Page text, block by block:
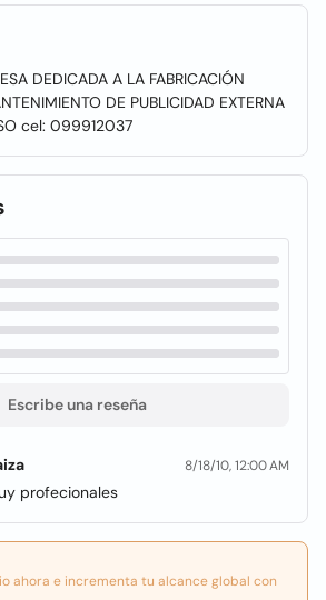
DEDICADA A LA FABRICACIÓN
DE PUBLICIDAD EXTERNA
cel: 099912037
Escribe una reseña
8/18/10, 12:00 AM
profecionales
ahora e incrementa tu alcance global con